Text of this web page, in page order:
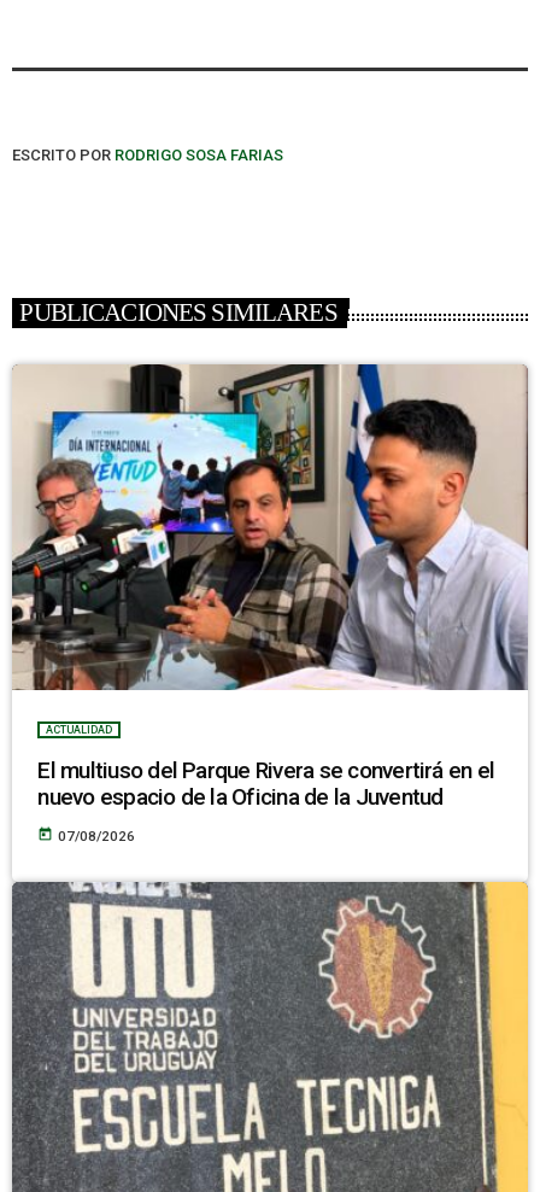
ESCRITO POR RODRIGO SOSA FARIAS
PUBLICACIONES SIMILARES
ACTUALIDAD
El multiuso del Parque Rivera se convertirá en el
nuevo espacio de la Oficina de la Juventud
today 07/08/2026